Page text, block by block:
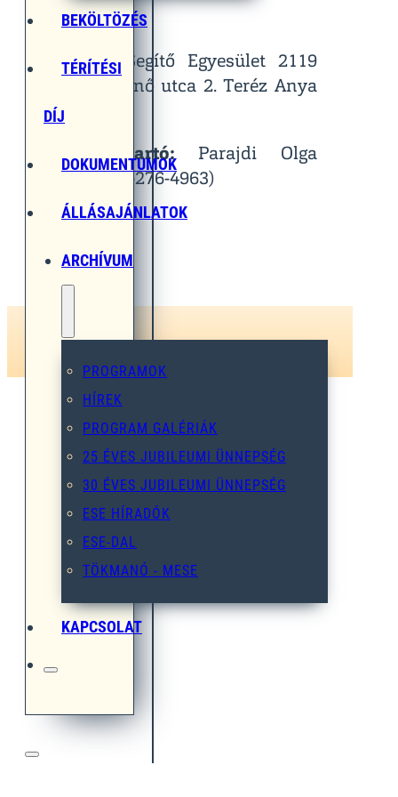
BEKÖLTÖZÉS
TÉRÍTÉSI
DÍJ
DOKUMENTUMOK
ÁLLÁSAJÁNLATOK
ARCHÍVUM
PROGRAMOK
HÍREK
PROGRAM GALÉRIÁK
25 ÉVES JUBILEUMI ÜNNEPSÉG
30 ÉVES JUBILEUMI ÜNNEPSÉG
ESE HÍRADÓK
ESE-DAL
TÖKMANÓ - MESE
KAPCSOLAT
Helyszín:
Egymást Segítő Egyesület 2119
Pécel, Pihenő utca 2. Teréz Anya
Terem
Kapcsolattartó:Parajdi Olga
(Tel.: 06-30-276-4963)